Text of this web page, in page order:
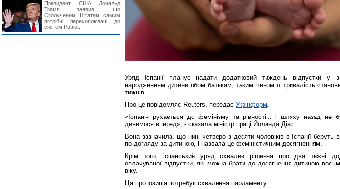
Уряд Іспанії планує надати додатковий тиждень відпустки у
народженням дитини обом батькам, таким чином її тривалість
тижнів.
Про це повідомляє Reuters, передає Укрінформ.
«Іспанія рухається до фемінізму та рівності... і шляху назад не
дивимося вперед», - сказала міністр праці Йоланда Діас.
Вона зазначила, що нині четверо з десяти чоловіків в Іспанії беруть
по догляду за дитиною, і назвала це феміністичним досягненням.
Крім того, іспанський уряд схвалив рішення про два тижні
оплачуваної відпустки, які можна брати до досягнення дитиною
віку.
Ця пропозиція потребує схвалення парламенту.
Президент США Дональд
Трамп заявив, що
Сполученим Штатам самим
потрібні перехоплювачі до
систем Patriot.